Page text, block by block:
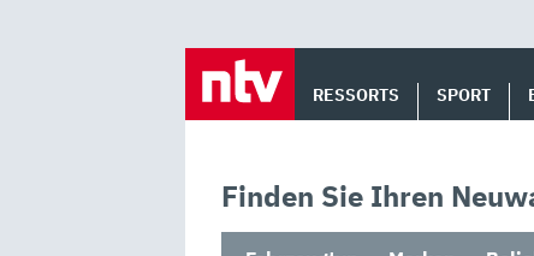
RESSORTS SPORT
Finden Sie Ihren